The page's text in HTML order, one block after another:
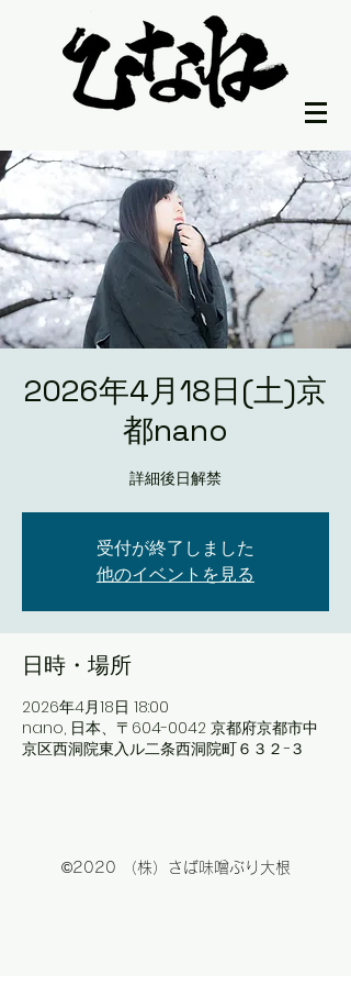
2026年4月18日(土)京
都nano
詳細後日解禁
受付が終了しました
他のイベントを見る
日時・場所
2026年4月18日 18:00
nano, 日本、〒604-0042 京都府京都市中
京区西洞院東入ル二条西洞院町６３２−３
©2020 （株）さば味噌ぶり大根